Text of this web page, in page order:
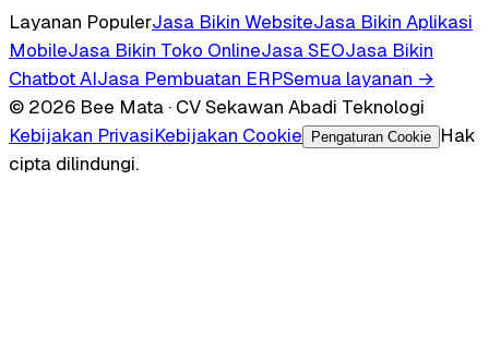
Layanan PopulerJasa Bikin WebsiteJasa Bikin Aplikasi
MobileJasa Bikin Toko OnlineJasa SEOJasa Bikin
Chatbot AIJasa Pembuatan ERPSemua layanan →
© 2026 Bee Mata · CV Sekawan Abadi Teknologi
Kebijakan PrivasiKebijakan Cookie Pengaturan Cookie
Hak
cipta dilindungi.